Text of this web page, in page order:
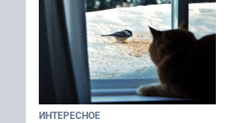
ИНТЕРЕСНОЕ